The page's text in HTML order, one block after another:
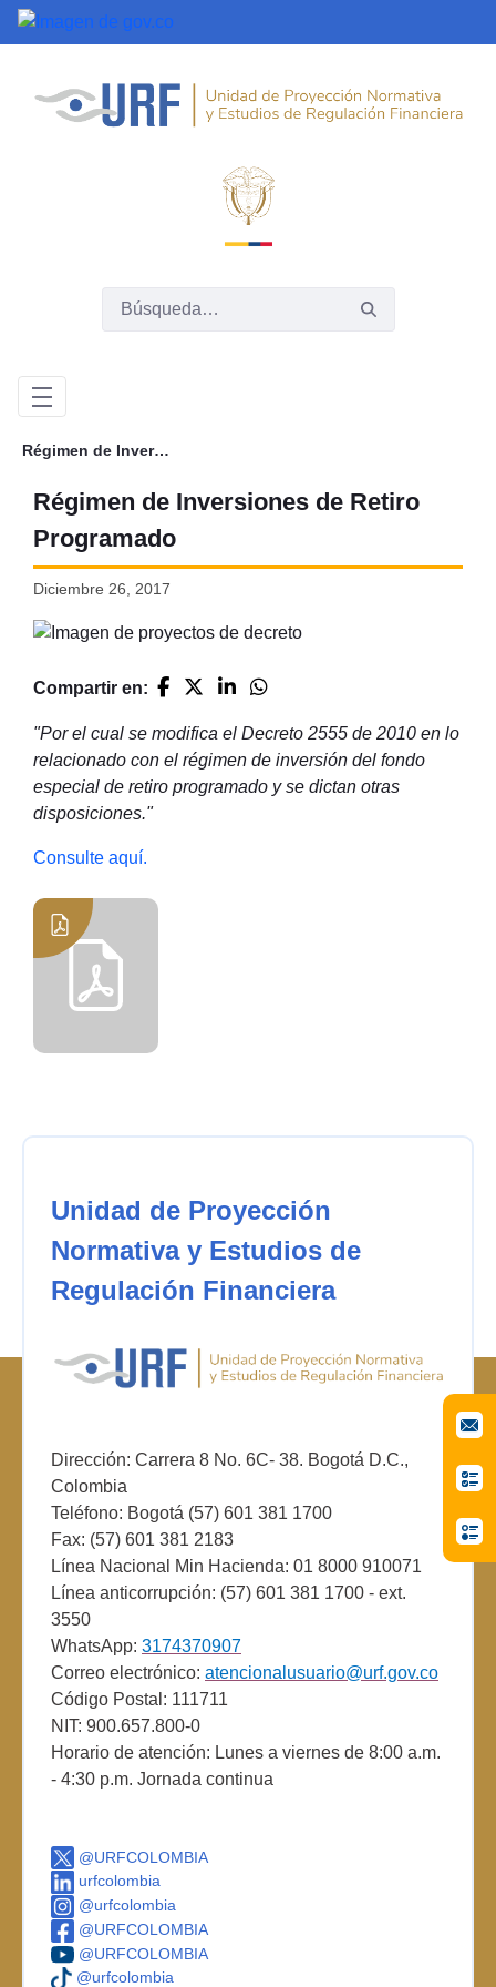
Saltar al contenido principal
Régimen de Inversiones de Retiro Programado
Régimen de Inversiones de Retiro
Programado
Diciembre 26, 2017
Compartir en:
"Por el cual se modifica el Decreto 2555 de 2010 en lo
relacionado con el régimen de inversión del fondo
especial de retiro programado y se dictan otras
disposiciones."
Consulte aquí.
Unidad de Proyección
Normativa y Estudios de
Regulación Financiera
Dirección: Carrera 8 No. 6C- 38. Bogotá D.C.,
Colombia
Teléfono: Bogotá (57) 601 381 1700
Fax: (57) 601 381 2183
Línea Nacional Min Hacienda: 01 8000 910071
Línea anticorrupción: (57) 601 381 1700 - ext.
3550
WhatsApp: 3174370907
Correo electrónico: atencionalusuario@urf.gov.co
Código Postal: 111711
NIT: 900.657.800-0
Horario de atención: Lunes a viernes de 8:00 a.m.
- 4:30 p.m. Jornada continua
@URFCOLOMBIA
urfcolombia
@urfcolombia
@URFCOLOMBIA
@URFCOLOMBIA
@urfcolombia